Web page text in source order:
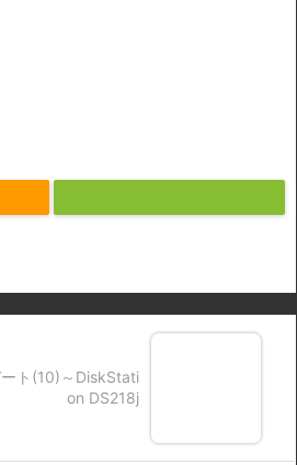
ト(10)～DiskStati
on DS218j